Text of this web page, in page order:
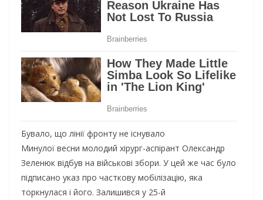
Бувало, що лінії фронту не існувало
Минулої весни молодий хірург-аспірант Олександр
Зеленюк відбув на військові збори. У цей же час було
підписано указ про часткову мобілізацію, яка
торкнулася і його. Залишився у 25-й